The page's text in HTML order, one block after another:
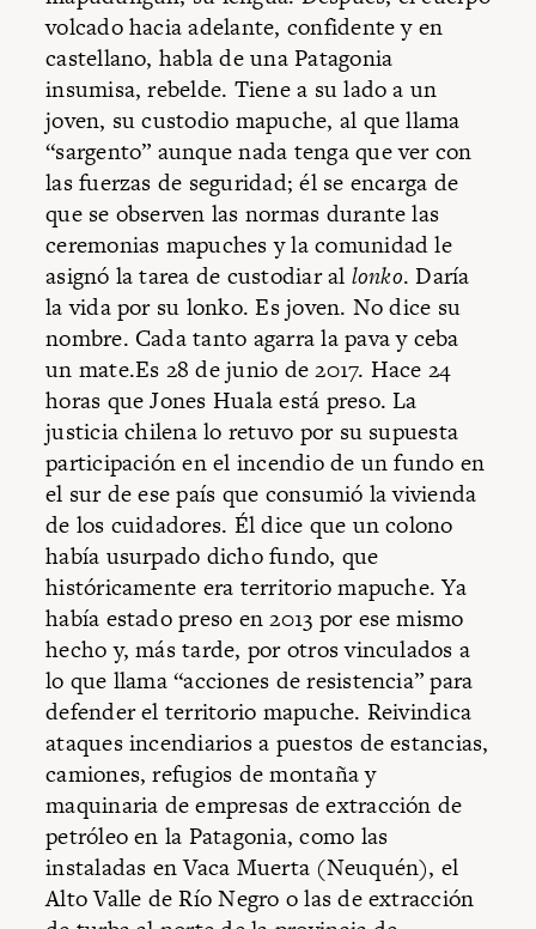
volcado hacia adelante, confidente y en
castellano, habla de una Patagonia
insumisa, rebelde. Tiene a su lado a un
joven, su custodio mapuche, al que llama
“sargento” aunque nada tenga que ver con
las fuerzas de seguridad; él se encarga de
que se observen las normas durante las
ceremonias mapuches y la comunidad le
asignó la tarea de custodiar al lonko. Daría
la vida por su lonko. Es joven. No dice su
nombre. Cada tanto agarra la pava y ceba
un mate.Es 28 de junio de 2017. Hace 24
horas que Jones Huala está preso. La
justicia chilena lo retuvo por su supuesta
participación en el incendio de un fundo en
el sur de ese país que consumió la vivienda
de los cuidadores. Él dice que un colono
había usurpado dicho fundo, que
históricamente era territorio mapuche. Ya
había estado preso en 2013 por ese mismo
hecho y, más tarde, por otros vinculados a
lo que llama “acciones de resistencia” para
defender el territorio mapuche. Reivindica
ataques incendiarios a puestos de estancias,
camiones, refugios de montaña y
maquinaria de empresas de extracción de
petróleo en la Patagonia, como las
instaladas en Vaca Muerta (Neuquén), el
Alto Valle de Río Negro o las de extracción